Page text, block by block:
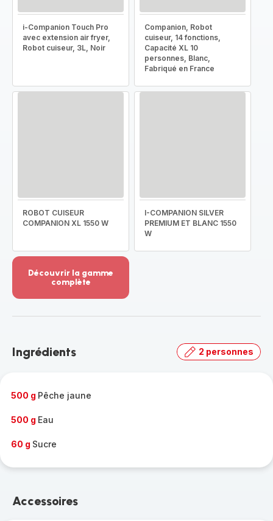
i-Companion Touch Pro
avec extension air fryer,
Robot cuiseur, 3L, Noir
Companion, Robot
cuiseur, 14 fonctions,
Capacité XL 10
personnes, Blanc,
Fabriqué en France
ROBOT CUISEUR
COMPANION XL 1550 W
I-COMPANION SILVER
PREMIUM ET BLANC 1550
W
Découvrir la gamme
complète
-
gamme
Ingrédients 2 personnes
500 g Pêche jaune
500 g Eau
60 g Sucre
Accessoires